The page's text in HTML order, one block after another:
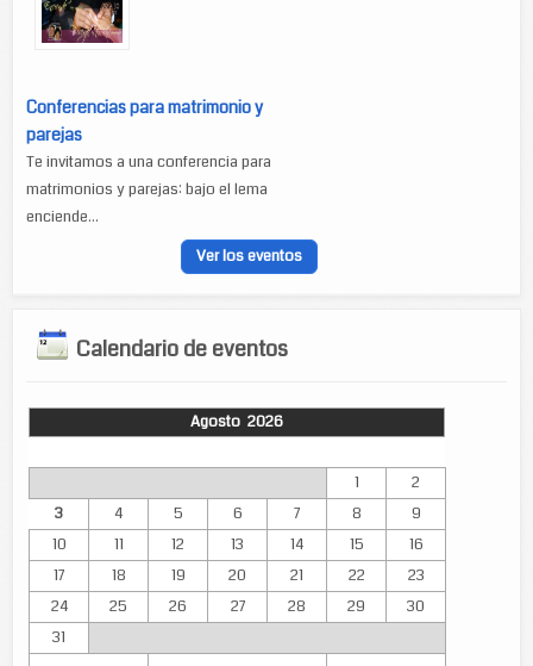
Conferencias para matrimonio y
parejas
Te invitamos a una conferencia para
matrimonios y parejas: bajo el lema
enciende...
Ver los eventos
Calendario de eventos
Agosto 2026
1
2
3
4 5 6 7 8
9
10
11 12 13 14 15
16
17
18 19 20 21 22
23
24
25 26 27 28 29
30
31